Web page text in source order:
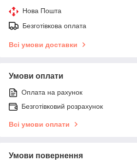
Нова Пошта
Безготівкова оплата
Всі умови доставки
Умови оплати
Оплата на рахунок
Безготівковий розрахунок
Всі умови оплати
Умови повернення